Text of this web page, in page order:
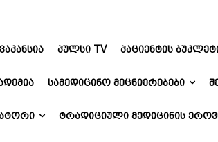
ᲕᲐᲙᲐᲜᲡᲘᲐ ᲞᲣᲚᲡᲘ TV ᲞᲐᲪᲘᲔᲜᲢᲘᲡ
ᲡᲐᲛᲔᲓᲘᲪᲘᲜᲝ ᲛᲔᲪᲜᲘᲔᲠᲔᲑᲔᲑᲘ
ᲢᲠᲐᲓᲘᲪᲘᲣᲚᲘ ᲛᲔᲓᲘᲪᲘᲜᲘᲡ